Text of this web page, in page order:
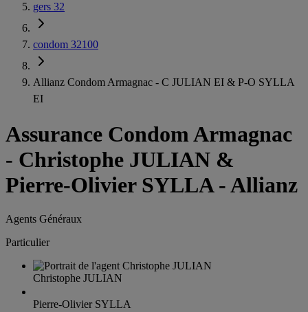
gers 32
condom 32100
Allianz Condom Armagnac - C JULIAN EI & P-O SYLLA
EI
Assurance Condom Armagnac
- Christophe JULIAN &
Pierre-Olivier SYLLA - Allianz
Agents Généraux
Particulier
Christophe JULIAN
Pierre-Olivier SYLLA